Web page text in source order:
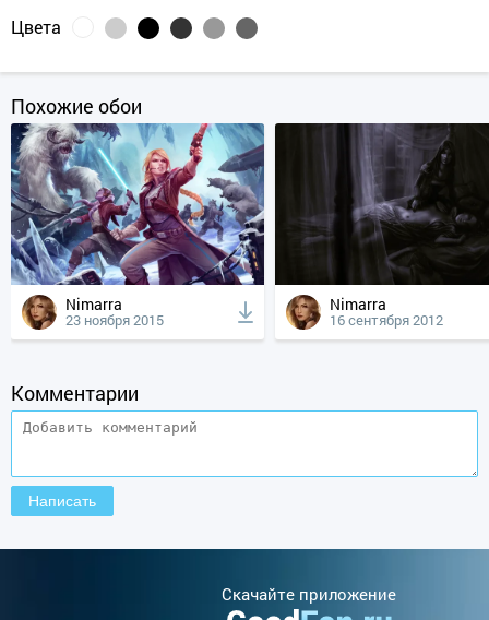
Цвета
Похожие обои
Nimarra
23 ноября 2015
Nimarra
16 сентября 2012
Комментарии
Cкачайте приложение